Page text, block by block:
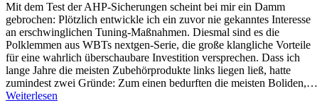
Mit dem Test der AHP-Sicherungen scheint bei mir ein Damm
gebrochen: Plötzlich entwickle ich ein zuvor nie gekanntes Interesse
an erschwinglichen Tuning-Maßnahmen. Diesmal sind es die
Polklemmen aus WBTs nextgen-Serie, die große klangliche Vorteile
für eine wahrlich überschaubare Investition versprechen. Dass ich
lange Jahre die meisten Zubehörprodukte links liegen ließ, hatte
zumindest zwei Gründe: Zum einen bedurften die meisten Boliden,…
Weiterlesen